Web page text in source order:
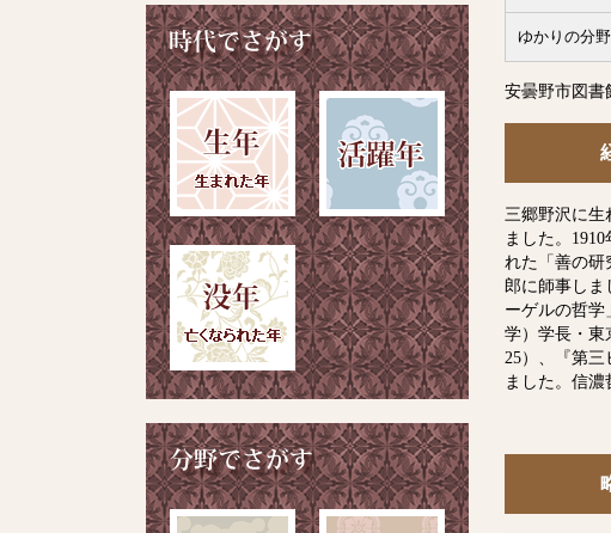
ゆかりの分野
安曇野市図書
三郷野沢に
ました。
れた「善の研
郎に師事しま
ーゲルの哲学
学）学長・東
25）、『第
ました。信